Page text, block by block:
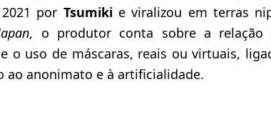
por Tsumikie viralizou em terras
, o produtor conta sobre a relação
o uso de máscaras, reais ou virtuais,
ao anonimato e à artificialidade.